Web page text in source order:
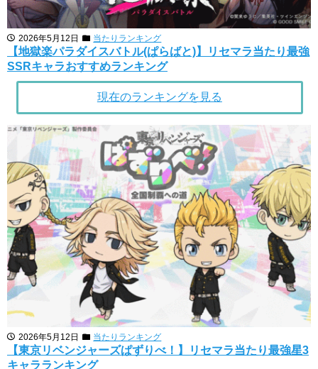
2026年5月12日 当たりランキング
【地獄楽パラダイスバトル(ぱらばと)】リセマラ当たり最強
SSRキャラおすすめランキング
現在のランキングを見る
2026年5月12日 当たりランキング
【東京リベンジャーズぱずりべ！】リセマラ当たり最強星3
キャラランキング